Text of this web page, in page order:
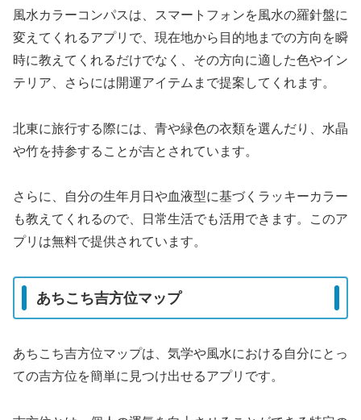
風水カラーコンパスは、スマートフォンを風水の羅針盤に
変えてくれるアプリで、現在地から目的地までの方向を瞬
時に教えてくれるだけでなく、その方向に適した色やイン
テリア、さらには開運アイテムまで提案してくれます。
北東に旅行する際には、青や緑色の衣類を選んだり、水晶
や竹を持参することが吉とされています。
さらに、自分の生年月日や血液型に基づくラッキーカラー
も教えてくれるので、日常生活でも活用できます。このア
プリは無料で提供されています。
あちこち吉方位マップ
あちこち吉方位マップは、気学や風水における自分にとっ
ての吉方位を簡単に見つけ出せるアプリです。